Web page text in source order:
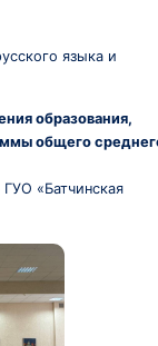
языка и
образования,
общего
«Батчинская